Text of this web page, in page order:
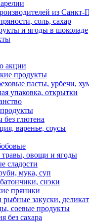
из Санкт-
соль, сахар
и ягоды в шоколаде
акции
продукты
пасты, урбечи,
упаковка, открытки
глютена
варенье, соусы
овощи и ягоды
сладости
мука, суп
снэки
пряники
закуски,
соевые продукты
без сахара